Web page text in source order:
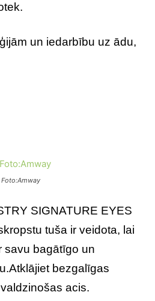
un iedarbību uz ādu,
Foto:Amway
SIGNATURE EYES
tuša ir veidota, lai
savu bagātīgo un
bezgalīgas
acis.